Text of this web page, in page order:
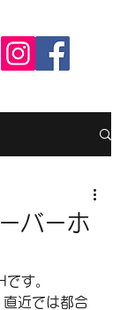
バーホ
す。
近では都合